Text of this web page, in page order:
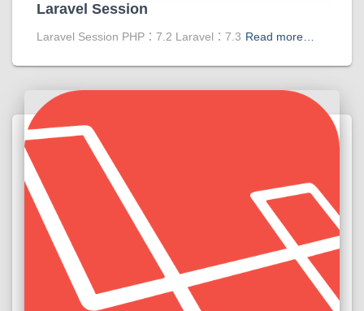
Laravel Session
Laravel Session PHP：7.2 Laravel：7.3 Read more…